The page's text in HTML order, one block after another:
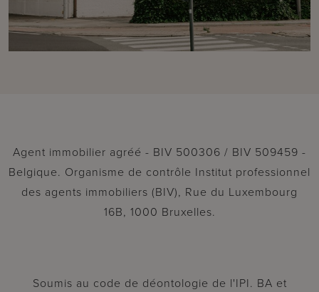
Agent immobilier agréé - BIV 500306 / BIV 509459 -
Belgique. Organisme de contrôle Institut professionnel
des agents immobiliers (BIV), Rue du Luxembourg
16B, 1000 Bruxelles.
Soumis au code de déontologie de l'IPI. BA et